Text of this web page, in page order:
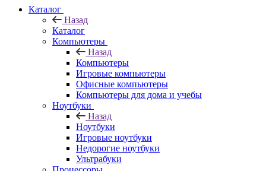
Каталог
Назад
Каталог
Компьютеры
Назад
Компьютеры
Игровые компьютеры
Офисные компьютеры
Компьютеры для дома и учебы
Ноутбуки
Назад
Ноутбуки
Игровые ноутбуки
Недорогие ноутбуки
Ультрабуки